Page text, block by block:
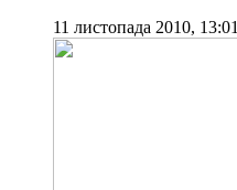
11 листопада 2010, 13:01